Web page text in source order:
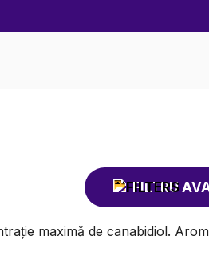
FILTRU
maximă de canabidiol.